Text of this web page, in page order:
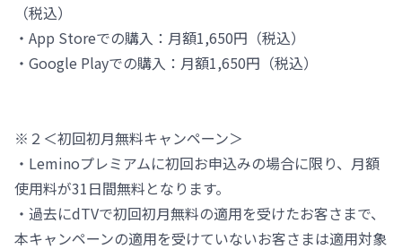
（税込）
・App Storeでの購入：月額1,650円（税込）
・Google Playでの購入：月額1,650円（税込）
※２＜初回初月無料キャンペーン＞
・Leminoプレミアムに初回お申込みの場合に限り、月額
使用料が31日間無料となります。
・過去にdTVで初回初月無料の適用を受けたお客さまで、
本キャンペーンの適用を受けていないお客さまは適用対象